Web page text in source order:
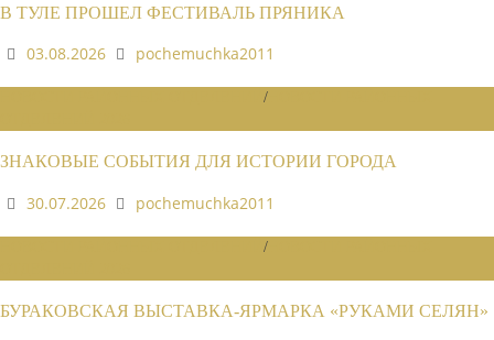
В ТУЛЕ ПРОШЕЛ ФЕСТИВАЛЬ ПРЯНИКА
03.08.2026
pochemuchka2011
/
ЗНАКОВЫЕ СОБЫТИЯ ДЛЯ ИСТОРИИ ГОРОДА
30.07.2026
pochemuchka2011
/
БУРАКОВСКАЯ ВЫСТАВКА-ЯРМАРКА «РУКАМИ СЕЛЯН»